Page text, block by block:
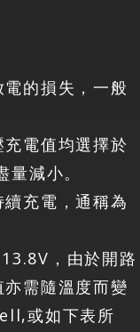
的損失，一般
電值均選擇於
減小。
充電，通稱為
，由於開路
需隨溫度而變
或如下表所